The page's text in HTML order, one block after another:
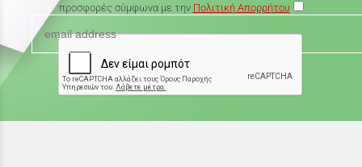
προσφορές σύμφωνα με την Πολιτική Απορρήτου